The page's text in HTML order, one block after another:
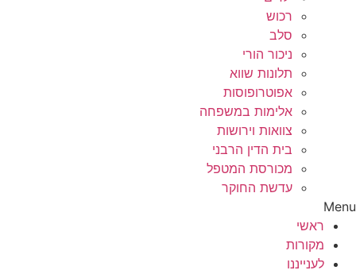
רכוש
סלב
ניכור הורי
תלונות שווא
אפוטרופוסות
אלימות במשפחה
צוואות וירושות
בית הדין הרבני
מכורסת המטפל
עדשת החוקר
Menu
ראשי
מקורות
לענייננו